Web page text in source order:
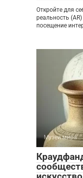
Откройте для
реальность
посещение
Музеи мира